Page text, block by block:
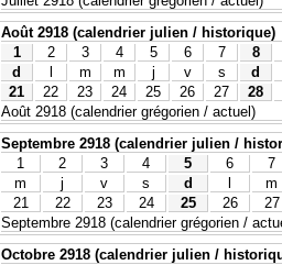
Août 2918 (calendrier julien / historique)
1
2 3 4 5 6 7 8
d
m m j v s d
21
22 23 24 25 26 27 28
Août 2918 (calendrier grégorien / actuel)
Septembre 2918 (calendrier julien /
1
2 3 4 5 6 7
m
j v s d m
21
22 23 24 25 26 27
Septembre 2918 (calendrier grégorien /
Octobre 2918 (calendrier julien /